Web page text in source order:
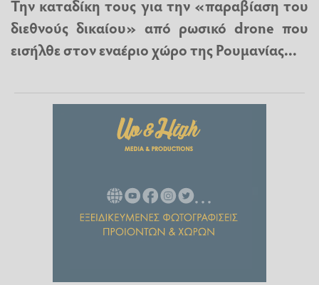
Την καταδίκη τους για την «παραβίαση του
διεθνούς δικαίου» από ρωσικό drone που
εισήλθε στον εναέριο χώρο της Ρουμανίας...